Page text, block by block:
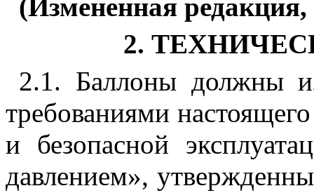
(Измененная
2.
2.1. Баллоны должны
требованиями
и безопасной
давлением»,